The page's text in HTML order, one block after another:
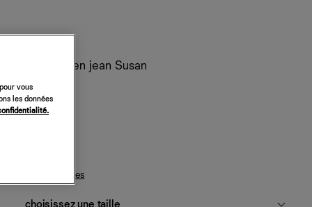
Ensemble en jean Susan
298 €
guide des tailles
vous
les données